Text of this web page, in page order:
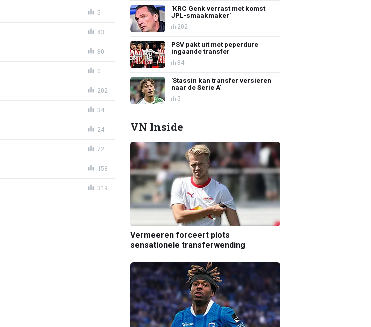
5
83
30
0
202
34
24
72
158
319
'KRC Genk verrast met komst
JPL-smaakmaker'
202
PSV pakt uit met peperdure
ingaande transfer
34
'Stassin kan transfer versieren
naar de Serie A'
5
VN Inside
Vermeeren forceert plots
sensationele transferwending